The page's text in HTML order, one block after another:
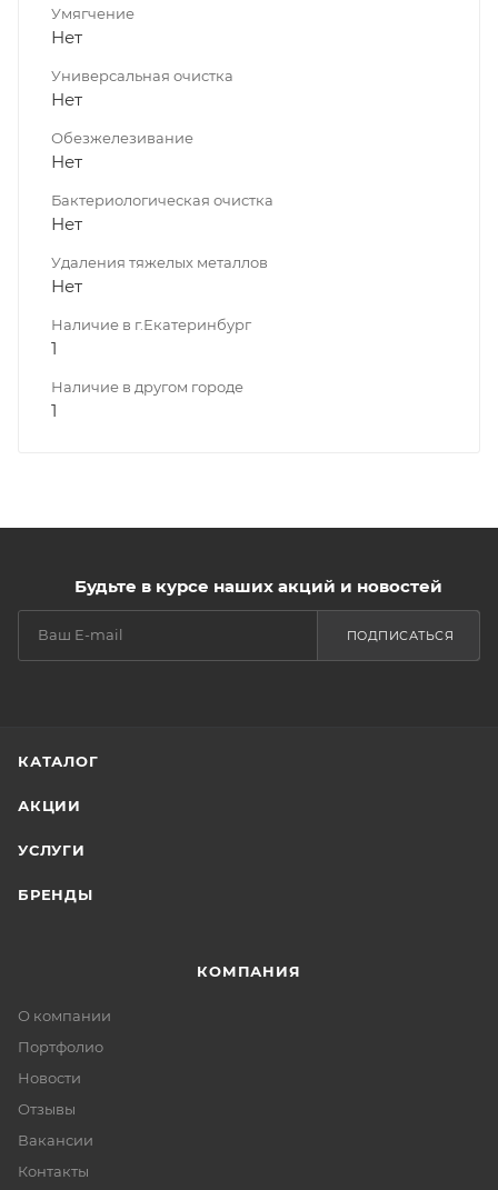
Умягчение
Нет
Универсальная очистка
Нет
Обезжелезивание
Нет
Бактериологическая очистка
Нет
Удаления тяжелых металлов
Нет
Наличие в г.Екатеринбург
1
Наличие в другом городе
1
Будьте в курсе наших акций и новостей
ПОДПИСАТЬСЯ
КАТАЛОГ
АКЦИИ
УСЛУГИ
БРЕНДЫ
КОМПАНИЯ
О компании
Портфолио
Новости
Отзывы
Вакансии
Контакты